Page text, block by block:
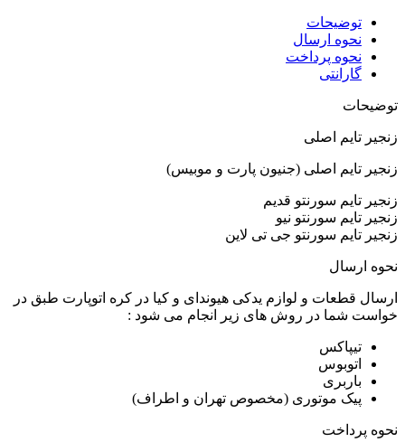
توضیحات
نحوه ارسال
نحوه پرداخت
گارانتی
توضیحات
زنجیر تایم اصلی
زنجیر تایم اصلی (جنیون پارت و موبیس)
زنجیر تایم سورنتو قدیم
زنجیر تایم سورنتو نیو
زنجیر تایم سورنتو جی تی لاین
نحوه ارسال
ارسال قطعات و لوازم یدکی هیوندای و کیا در کره اتوپارت طبق در
خواست شما در روش های زیر انجام می شود :
تیپاکس
اتوبوس
باربری
پیک موتوری (مخصوص تهران و اطراف)
نحوه پرداخت